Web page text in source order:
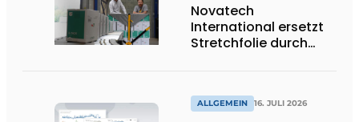
Novatech
International ersetzt
Stretchfolie durch
return2sender
ALLGEMEIN 16. JULI 2026